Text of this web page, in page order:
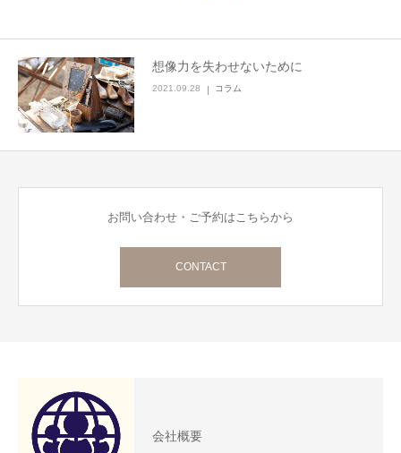
想像力を失わせないために
2021.09.28 コラム
お問い合わせ・ご予約はこちらから
CONTACT
会社概要